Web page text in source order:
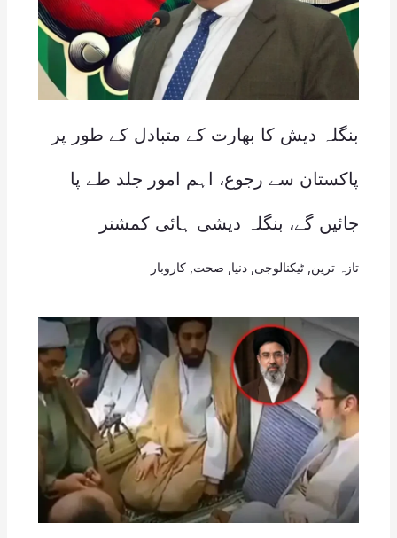
بنگلہ دیش کا بھارت کے متبادل کے طور پر
پاکستان سے رجوع، اہم امور جلد طے پا
جائیں گے، بنگلہ دیشی ہائی کمشنر
تازہ ترین ٹیکنالوجی دنیا صحت کاروبار